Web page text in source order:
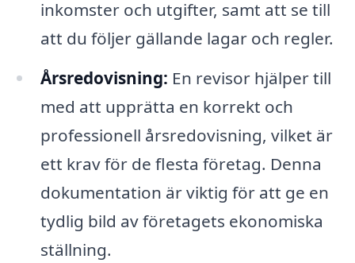
inkomster och utgifter, samt att se till
att du följer gällande lagar och regler.
Årsredovisning: En revisor hjälper till
med att upprätta en korrekt och
professionell årsredovisning, vilket är
ett krav för de flesta företag. Denna
dokumentation är viktig för att ge en
tydlig bild av företagets ekonomiska
ställning.